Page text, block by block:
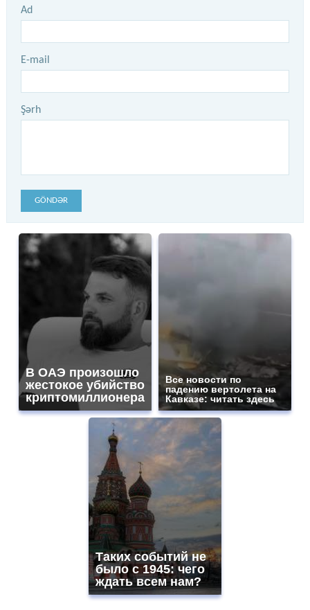
Ad
E-mail
Şərh
GÖNDƏR
В ОАЭ произошло
жестокое убийство
криптомиллионера
Все новости по
падению вертолета на
Кавказе: читать здесь
Таких событий не
было с 1945: чего
ждать всем нам?